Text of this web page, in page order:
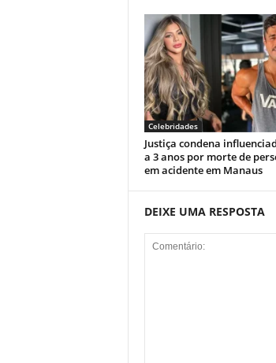
Celebridades
Justiça condena
a 3 anos por morte de
em acidente em Manaus
DEIXE UMA RESPOSTA